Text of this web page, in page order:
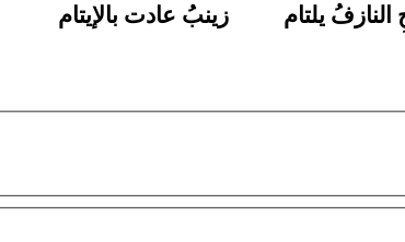
النازفُ يلتام
زينبُ عادت بالإيتام